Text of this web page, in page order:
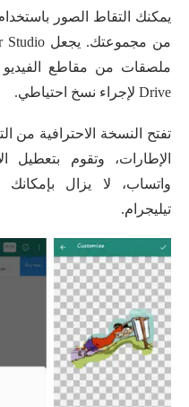
يمكنك التقاط الصور
Drive لإجراء نسخ احتياطي.
تفتح النسخة الاحترافية من
الإطارات، وتقوم بتعطيل
واتساب، لا يزال
تيليجرام.